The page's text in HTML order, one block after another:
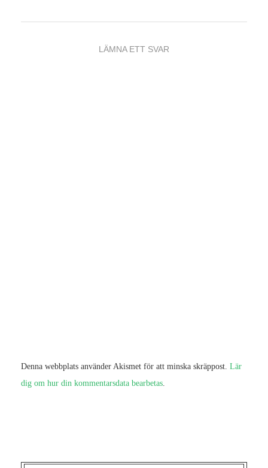
LÄMNA ETT SVAR
Denna webbplats använder Akismet för att minska skräppost. Lär
dig om hur din kommentarsdata bearbetas